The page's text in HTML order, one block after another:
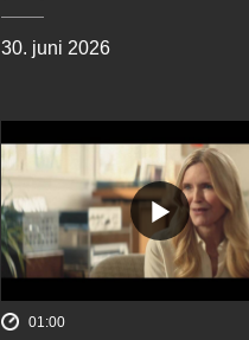
30. juni 2026
01:00